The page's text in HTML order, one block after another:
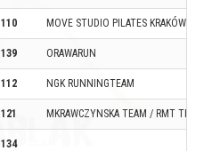
110 MOVE STUDIO PILATES KRAKÓW
139 ORAWARUN
112 NGK RUNNINGTEAM
121 MKRAWCZYNSKA TEAM / RMT TEAM
134